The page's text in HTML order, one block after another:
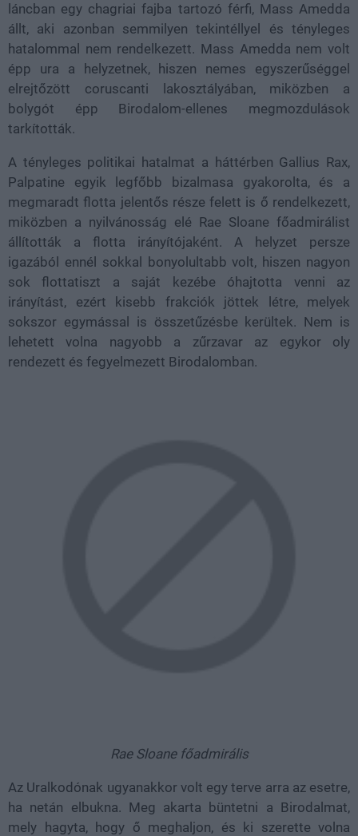
láncban egy chagriai fajba tartozó férfi, Mass Amedda
állt, aki azonban semmilyen tekintéllyel és tényleges
hatalommal nem rendelkezett. Mass Amedda nem volt
épp ura a helyzetnek, hiszen nemes egyszerűséggel
elrejtőzött coruscanti lakosztályában, miközben a
bolygót épp Birodalom-ellenes megmozdulások
tarkították.
A tényleges politikai hatalmat a háttérben Gallius Rax,
Palpatine egyik legfőbb bizalmasa gyakorolta, és a
megmaradt flotta jelentős része felett is ő rendelkezett,
miközben a nyilvánosság elé Rae Sloane főadmirálist
állították a flotta irányítójaként. A helyzet persze
igazából ennél sokkal bonyolultabb volt, hiszen nagyon
sok flottatiszt a saját kezébe óhajtotta venni az
irányítást, ezért kisebb frakciók jöttek létre, melyek
sokszor egymással is összetűzésbe kerültek. Nem is
lehetett volna nagyobb a zűrzavar az egykor oly
rendezett és fegyelmezett Birodalomban.
Rae Sloane főadmirális
Az Uralkodónak ugyanakkor volt egy terve arra az esetre,
ha netán elbukna. Meg akarta büntetni a Birodalmat,
mely hagyta, hogy ő meghaljon, és ki szerette volna